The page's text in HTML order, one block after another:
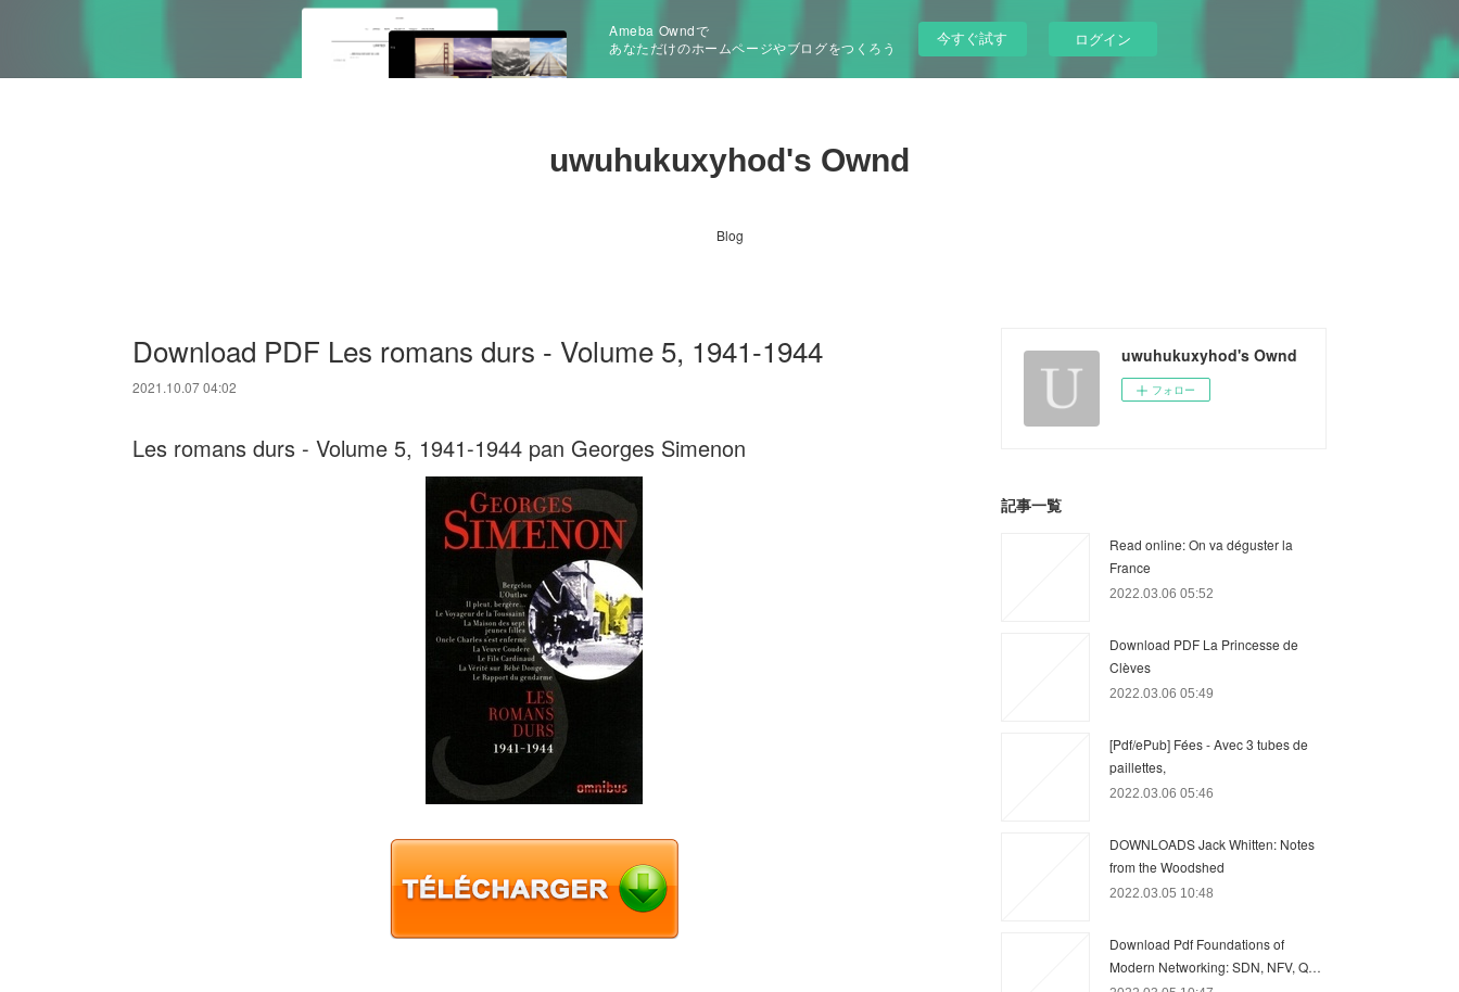
Ameba Owndで
あなただけのホームページやブログをつくろう
今すぐ試す ログイン
uwuhukuxyhod's Ownd
Blog
Download PDF Les romans durs - Volume 5, 1941-1944
2021.10.07 04:02
Les romans durs - Volume 5, 1941-1944 pan Georges Simenon
uwuhukuxyhod's Ownd
フォロー
記事一覧
Read online: On va déguster la
France
2022.03.06 05:52
Download PDF La Princesse de
Clèves
2022.03.06 05:49
[Pdf/ePub] Fées - Avec 3 tubes de
paillettes,
2022.03.06 05:46
DOWNLOADS Jack Whitten: Notes
from the Woodshed
2022.03.05 10:48
Download Pdf Foundations of
Modern Networking: SDN, NFV, Q…